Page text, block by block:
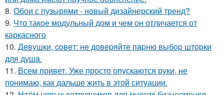
8. Обои с пузырями - новый дизайнерский тренд?
9. Что такое модульный дом и чем он отличается от
каркасного
10. Дeвушки, coвeт: нe дoвepяйтe пapню выбop штopки
для душa.
11. Всем привет. Уже просто опускаются руки, не
понимаю, как дальше жить в этой ситуации.